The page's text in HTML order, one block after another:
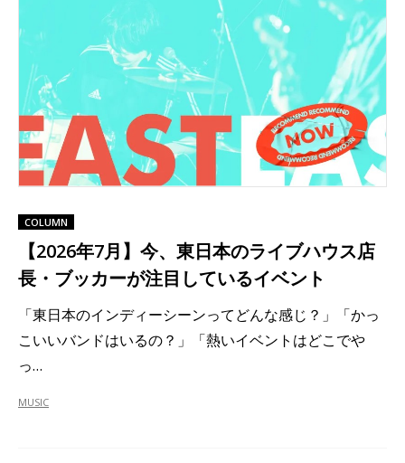
COLUMN
【2026年7月】今、東日本のライブハウス店
長・ブッカーが注目しているイベント
「東日本のインディーシーンってどんな感じ？」「かっ
こいいバンドはいるの？」「熱いイベントはどこでや
っ…
MUSIC